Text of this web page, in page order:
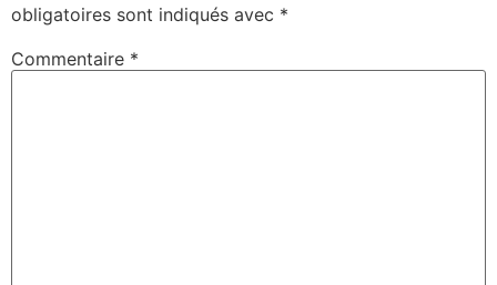
obligatoires sont indiqués avec *
Commentaire *